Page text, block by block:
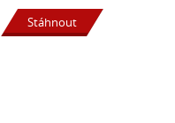
Stáhnout